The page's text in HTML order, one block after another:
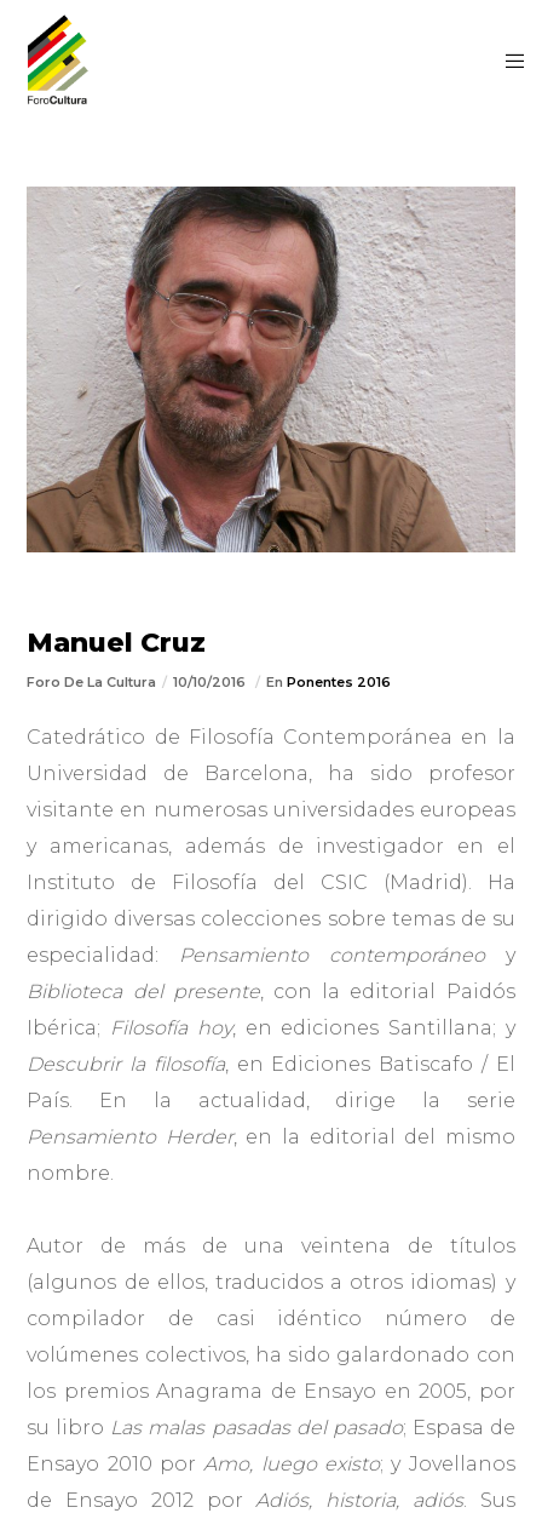
Manuel Cruz
Foro De La Cultura 10/10/2016 EnPonentes 2016
Catedrático de Filosofía Contemporánea en la
Universidad de Barcelona, ha sido profesor
visitante en numerosas universidades europeas
y americanas, además de investigador en el
Instituto de Filosofía del CSIC (Madrid). Ha
dirigido diversas colecciones sobre temas de su
especialidad: Pensamiento contemporáneo y
Biblioteca del presente, con la editorial Paidós
Ibérica; Filosofía hoy, en ediciones Santillana; y
Descubrir la filosofía, en Ediciones Batiscafo / El
País. En la actualidad, dirige la serie
Pensamiento Herder, en la editorial del mismo
nombre.
Autor de más de una veintena de títulos
(algunos de ellos, traducidos a otros idiomas) y
compilador de casi idéntico número de
volúmenes colectivos, ha sido galardonado con
los premios Anagrama de Ensayo en 2005, por
su libro Las malas pasadas del pasado; Espasa de
Ensayo 2010 porAmo, luego existo; y Jovellanos
de Ensayo 2012 porAdiós, historia, adiós. Sus